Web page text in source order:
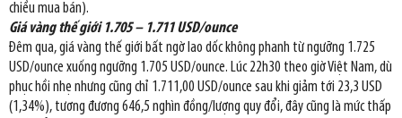
chiều mua bán).
Giá vàng thế giới 1.705 – 1.711 USD/ounce
Đêm qua, giá vàng thế giới bất ngờ lao dốc không phanh từ ngưỡng 1.725
USD/ounce xuống ngưỡng 1.705 USD/ounce. Lúc 22h30 theo giờ Việt Nam, dù
phục hồi nhẹ nhưng cũng chỉ 1.711,00 USD/ounce sau khi giảm tới 23,3 USD
(1,34%), tương đương 646,5 nghìn đồng/lượng quy đổi, đây cũng là mức thấp